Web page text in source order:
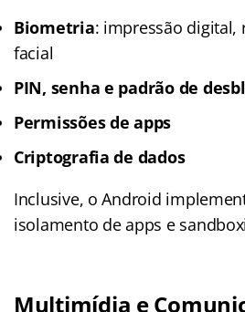
Biometria: impressão digital,
facial
PIN, senha e padrão de
Permissões de apps
Criptografia de dados
Inclusive, o Android
isolamento de apps e
Multimídia e